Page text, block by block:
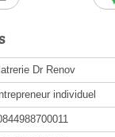
Dr Renov
individuel